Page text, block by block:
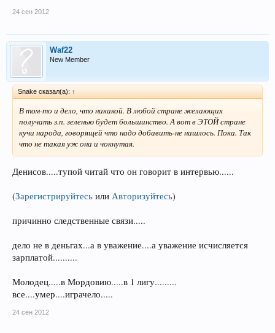
24 сен 2012
Waf22
New Member
Snake сказал(а): ↑
В том-то и дело, что никакой. В любой стране желающих
получать з.п. зеленью будет большинство. А вот в ЭТОЙ стране
кучи народа, говорящей что надо добавить-не нашлось. Пока. Так
что не такая уж она и чокнутая.
Денисов.....тупой читай что он говорит в интервью......
(Зарегистрируйтесь или Авторизуйтесь)
причинно следственные связи.....
дело не в деньгах...а в уважение....а уважение исчисляется
зарплатой..........
Молодец.....в Мордовию.....в 1 лигу.........
все....умер....играчело.....
24 сен 2012